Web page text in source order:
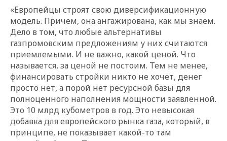
«Европейцы строят свою диверсификационную
модель. Причем, она ангажирована, как мы знаем.
Дело в том, что любые альтернативы
газпромовским предложениям у них считаются
приемлемыми. И не важно, какой ценой. Что
называется, за ценой не постоим. Тем не менее,
финансировать стройки никто не хочет, денег
просто нет, а порой нет ресурсной базы для
полноценного наполнения мощности заявленной.
Это 10 млрд кубометров в год. Это невысокая
добавка для европейского рынка газа, который, в
принципе, не показывает какой-то там